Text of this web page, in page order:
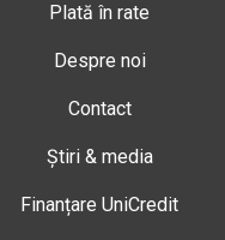
Plată în rate
Despre noi
Contact
Știri & media
Finanțare UniCredit